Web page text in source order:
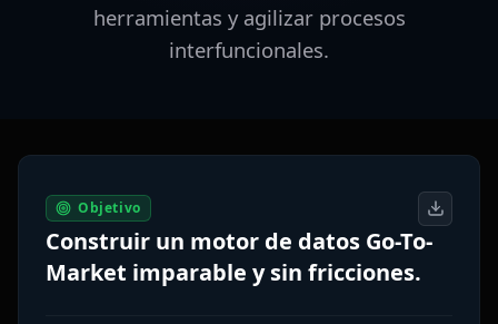
herramientas y agilizar procesos
interfuncionales.
Objetivo
Construir un motor de datos Go-To-
Market imparable y sin fricciones.